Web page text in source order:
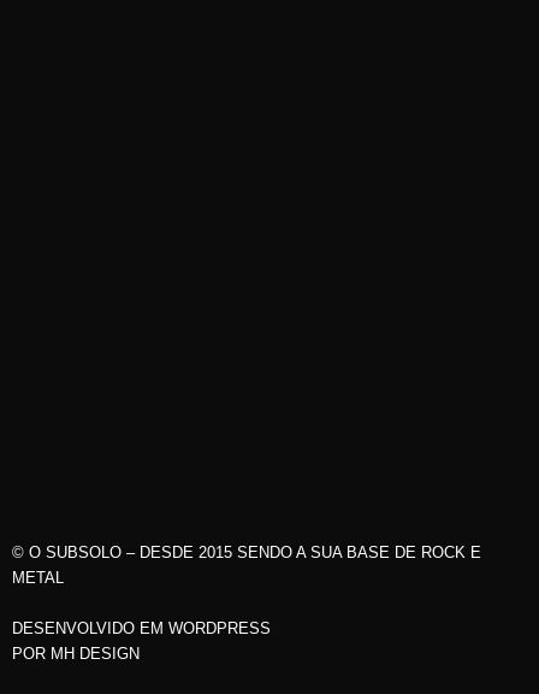
© O SUBSOLO – DESDE 2015 SENDO A SUA BASE DE ROCK E
METAL
DESENVOLVIDO EM WORDPRESS
POR MH DESIGN